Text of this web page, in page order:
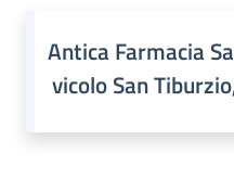
Antica Farmacia
vicolo San